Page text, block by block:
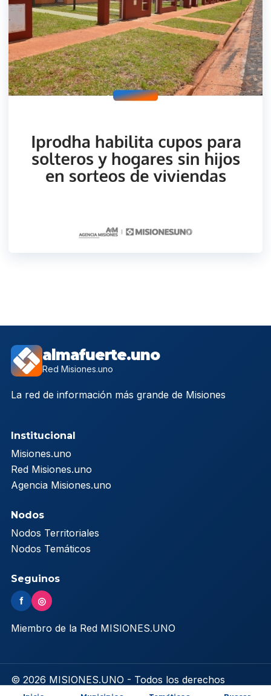
almafuerte.uno
Red Misiones.uno
La red de información más grande de Misiones
Institucional
Misiones.uno
Red Misiones.uno
Agencia Misiones.uno
Nodos
Nodos Territoriales
Nodos Temáticos
Seguinos
f ◎
Miembro de la Red MISIONES.UNO
© 2026 MISIONES.UNO - Todos los derechos
reservados